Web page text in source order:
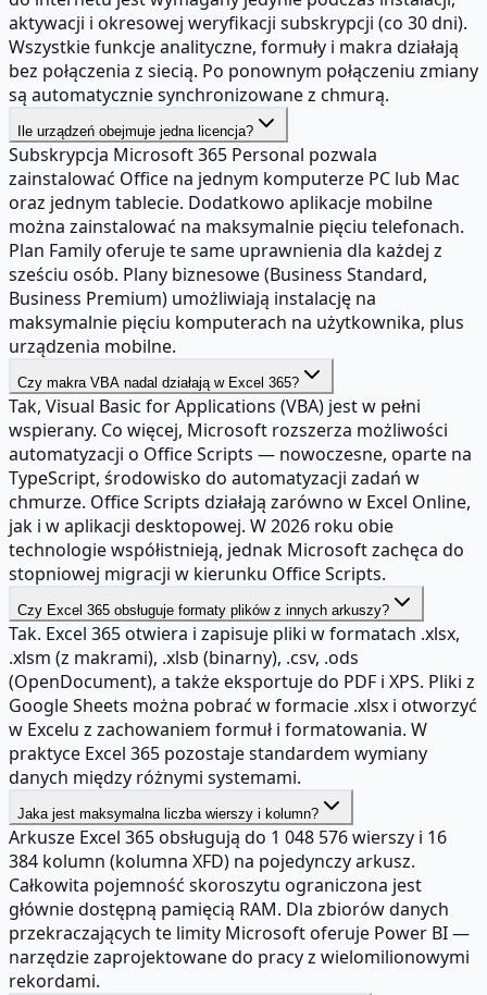
aktywacji i okresowej weryfikacji subskrypcji (co 30 dni).
Wszystkie funkcje analityczne, formuły i makra działają
bez połączenia z siecią. Po ponownym połączeniu zmiany
są automatycznie synchronizowane z chmurą.
Ile urządzeń obejmuje jedna licencja?
Subskrypcja Microsoft 365 Personal pozwala
zainstalować Office na jednym komputerze PC lub Mac
oraz jednym tablecie. Dodatkowo aplikacje mobilne
można zainstalować na maksymalnie pięciu telefonach.
Plan Family oferuje te same uprawnienia dla każdej z
sześciu osób. Plany biznesowe (Business Standard,
Business Premium) umożliwiają instalację na
maksymalnie pięciu komputerach na użytkownika, plus
urządzenia mobilne.
Czy makra VBA nadal działają w Excel 365?
Tak, Visual Basic for Applications (VBA) jest w pełni
wspierany. Co więcej, Microsoft rozszerza możliwości
automatyzacji o Office Scripts — nowoczesne, oparte na
TypeScript, środowisko do automatyzacji zadań w
chmurze. Office Scripts działają zarówno w Excel Online,
jak i w aplikacji desktopowej. W 2026 roku obie
technologie współistnieją, jednak Microsoft zachęca do
stopniowej migracji w kierunku Office Scripts.
Czy Excel 365 obsługuje formaty plików z innych arkuszy?
Tak. Excel 365 otwiera i zapisuje pliki w formatach .xlsx,
.xlsm (z makrami), .xlsb (binarny), .csv, .ods
(OpenDocument), a także eksportuje do PDF i XPS. Pliki z
Google Sheets można pobrać w formacie .xlsx i otworzyć
w Excelu z zachowaniem formuł i formatowania. W
praktyce Excel 365 pozostaje standardem wymiany
danych między różnymi systemami.
Jaka jest maksymalna liczba wierszy i kolumn?
Arkusze Excel 365 obsługują do 1 048 576 wierszy i 16
384 kolumn (kolumna XFD) na pojedynczy arkusz.
Całkowita pojemność skoroszytu ograniczona jest
głównie dostępną pamięcią RAM. Dla zbiorów danych
przekraczających te limity Microsoft oferuje Power BI —
narzędzie zaprojektowane do pracy z wielomilionowymi
rekordami.